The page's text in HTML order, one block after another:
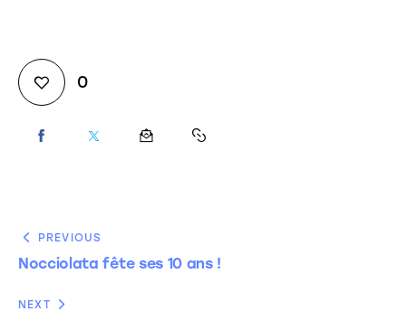
0
PREVIOUS
Nocciolata fête ses 10 ans !
NEXT